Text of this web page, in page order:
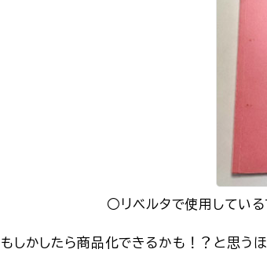
○リベルタで使用している
もしかしたら商品化できるかも！？と思うほ